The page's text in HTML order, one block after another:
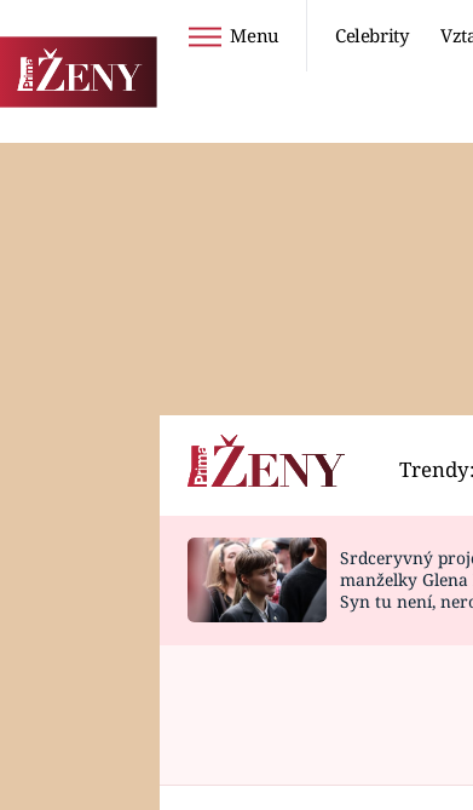
Menu Celebrity
Horoskopy
HOROSKOP NA
Video
CELEBRITY
VAŘENÍ
Trendy:
Srdceryvný
manželky
Syn tu není,